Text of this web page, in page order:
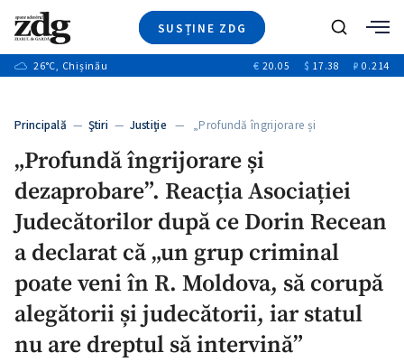
SUSȚINE ZDG
Ştiri
+13
Special
Blog
Caută
26°C, Chișinău € 20.05 $ 17.38 ₽ 0.214
Principală — Ştiri — Justiție— „Profundă îngrijorare și
„Profundă îngrijorare și
dezaprobare”. Reacția Asociației
Judecătorilor după ce Dorin Recean
a declarat că „un grup criminal
poate veni în R. Moldova, să corupă
alegătorii și judecătorii, iar statul
nu are dreptul să intervină”